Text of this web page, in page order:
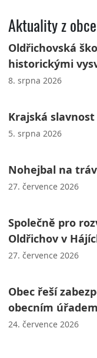
Aktuality z obce
Oldřichovská
historickými
8. srpna 2026
Krajská
5. srpna 2026
Nohejbal na
27. července 2026
Společně pro
Oldřichov v
27. července 2026
Obec řeší
obecním úřadem
24. července 2026